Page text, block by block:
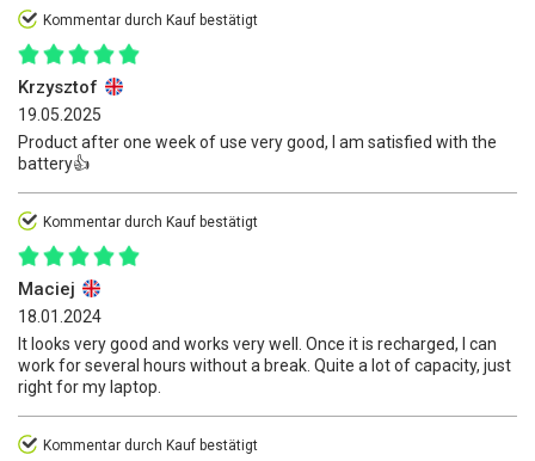
Kommentar durch Kauf bestätigt
Krzysztof
19.05.2025
Product after one week of use very good, I am satisfied with the
battery👍
Kommentar durch Kauf bestätigt
Maciej
18.01.2024
It looks very good and works very well. Once it is recharged, I can
work for several hours without a break. Quite a lot of capacity, just
right for my laptop.
Kommentar durch Kauf bestätigt